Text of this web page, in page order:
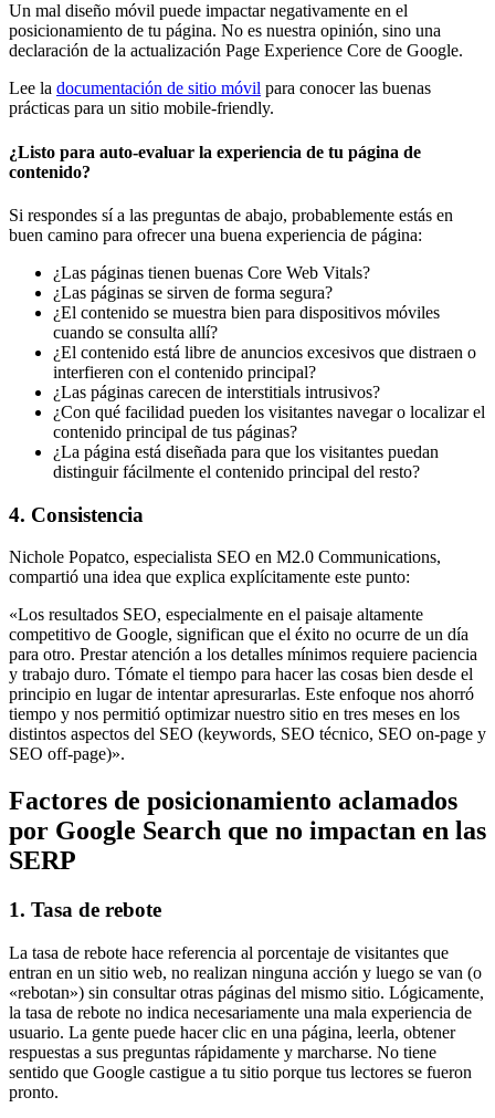
Un mal diseño móvil puede impactar negativamente en el
posicionamiento de tu página. No es nuestra opinión, sino una
declaración de la actualización Page Experience Core de Google.
Lee la documentación de sitio móvil para conocer las buenas
prácticas para un sitio mobile-friendly.
¿Listo para auto-evaluar la experiencia de tu página de
contenido?
Si respondes sí a las preguntas de abajo, probablemente estás en
buen camino para ofrecer una buena experiencia de página:
¿Las páginas tienen buenas Core Web Vitals?
¿Las páginas se sirven de forma segura?
¿El contenido se muestra bien para dispositivos móviles
cuando se consulta allí?
¿El contenido está libre de anuncios excesivos que distraen o
interfieren con el contenido principal?
¿Las páginas carecen de interstitials intrusivos?
¿Con qué facilidad pueden los visitantes navegar o localizar el
contenido principal de tus páginas?
¿La página está diseñada para que los visitantes puedan
distinguir fácilmente el contenido principal del resto?
4. Consistencia
Nichole Popatco, especialista SEO en M2.0 Communications,
compartió una idea que explica explícitamente este punto:
«Los resultados SEO, especialmente en el paisaje altamente
competitivo de Google, significan que el éxito no ocurre de un día
para otro. Prestar atención a los detalles mínimos requiere paciencia
y trabajo duro. Tómate el tiempo para hacer las cosas bien desde el
principio en lugar de intentar apresurarlas. Este enfoque nos ahorró
tiempo y nos permitió optimizar nuestro sitio en tres meses en los
distintos aspectos del SEO (keywords, SEO técnico, SEO on-page y
SEO off-page)».
Factores de posicionamiento aclamados
por Google Search que no impactan en las
SERP
1. Tasa de rebote
La tasa de rebote hace referencia al porcentaje de visitantes que
entran en un sitio web, no realizan ninguna acción y luego se van (o
«rebotan») sin consultar otras páginas del mismo sitio. Lógicamente,
la tasa de rebote no indica necesariamente una mala experiencia de
usuario. La gente puede hacer clic en una página, leerla, obtener
respuestas a sus preguntas rápidamente y marcharse. No tiene
sentido que Google castigue a tu sitio porque tus lectores se fueron
pronto.